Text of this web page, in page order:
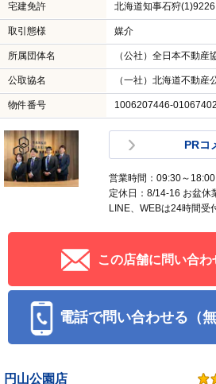
宅建免許 北海道知事石狩(1)9226
取引態様 媒介
所属団体名 （公社）全日本不動産
公取協名 （一社）北海道不動産
物件番号 1006207446-01067402
PRコ
営業時間：09:30～
定休日：8/14-16 お盆休
LINE、WEBは24時間受
この店舗に問い合わ
電話で問い合わせる（無
円山公園店